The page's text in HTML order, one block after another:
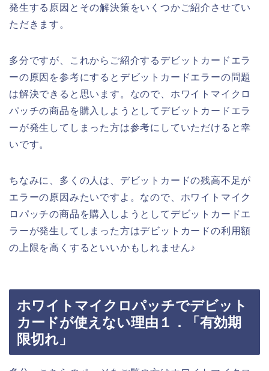
発生する原因とその解決策をいくつかご紹介させてい
ただきます。
多分ですが、これからご紹介するデビットカードエラ
ーの原因を参考にするとデビットカードエラーの問題
は解決できると思います。なので、ホワイトマイクロ
パッチの商品を購入しようとしてデビットカードエラ
ーが発生してしまった方は参考にしていただけると幸
いです。
ちなみに、多くの人は、デビットカードの残高不足が
エラーの原因みたいですよ。なので、ホワイトマイク
ロパッチの商品を購入しようとしてデビットカードエ
ラーが発生してしまった方はデビットカードの利用額
の上限を高くするといいかもしれません♪
ホワイトマイクロパッチでデビット
カードが使えない理由１．「有効期
限切れ」